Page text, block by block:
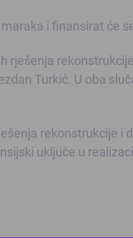
i finansirat će
rješenja
Turkić. U oba
rekonstrukcije i
uključe u